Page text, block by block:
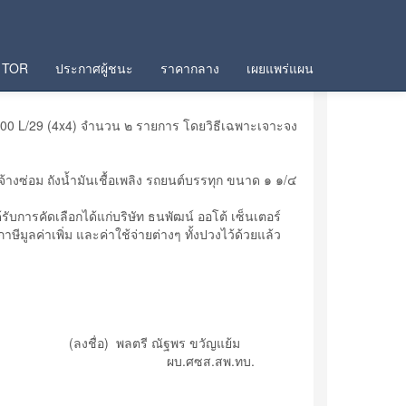
TOR ประกาศผู้ชนะ ราคากลาง เผยแพร่แผน
L/29 (4x4) จำนวน ๒ รายการ โดยวิธีเฉพาะเจาะจง
งซ่อม ถังน้ำมันเชื้อเพลิง รถยนต์บรรทุก ขนาด ๑ ๑/๔
บการคัดเลือกได้แก่บริษัท ธนพัฒน์ ออโต้ เซ็นเตอร์
มูลค่าเพิ่ม และค่าใช้จ่ายต่างๆ ทั้งปวงไว้ด้วยแล้ว
(ลงชื่อ) พลตรี ณัฐพร ขวัญแย้ม
ผบ.ศซส.สพ.ทบ.